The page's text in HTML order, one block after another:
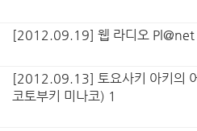
[2012.09.19] 웹 라디오
[2012.09.13] 토요사키 아키의
코토부키 미나코) 1